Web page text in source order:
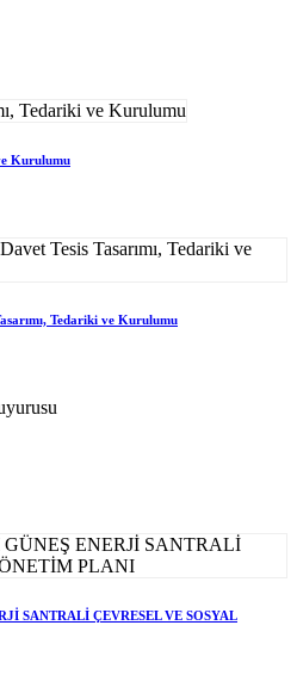
Kurulumu
Tedariki ve Kurulumu
SANTRALİ ÇEVRESEL VE SOSYAL